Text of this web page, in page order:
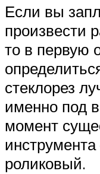
Если вы
произвести
то в первую
стеклорез
именно под
момент
роликовый.